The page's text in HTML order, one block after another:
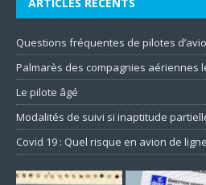
Questions fréquentes de pilotes
Palmarès des compagnies aériennes
Le pilote âgé
Modalités de suivi si inaptitude
Covid 19 : Quel risque en avion de